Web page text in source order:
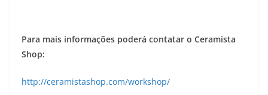
Para mais informações poderá contatar o Ceramista
Shop:
http://ceramistashop.com/workshop/